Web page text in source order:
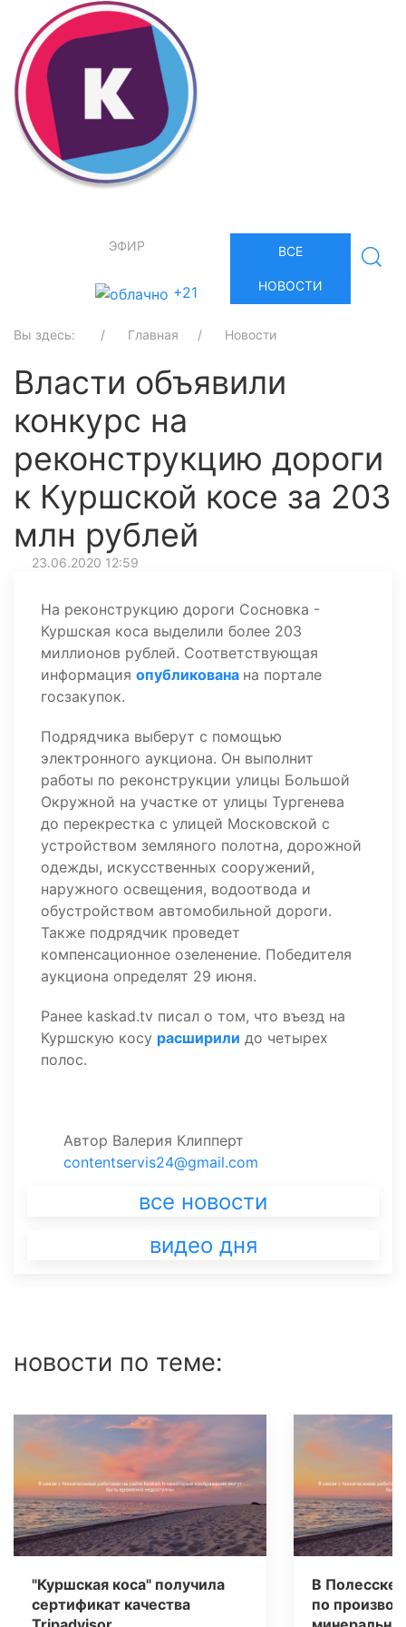
ЭФИР
+21
ВСЕ
НОВОСТИ
Вы здесь: Главная Новости
Власти объявили
конкурс на
реконструкцию дороги
к Куршской косе за 203
млн рублей
23.06.2020 12:59
На реконструкцию дороги Сосновка -
Куршская коса выделили более 203
миллионов рублей. Соответствующая
информация опубликована на портале
госзакупок.
Подрядчика выберут с помощью
электронного аукциона. Он выполнит
работы по реконструкции улицы Большой
Окружной на участке от улицы Тургенева
до перекрестка с улицей Московской с
устройством земляного полотна, дорожной
одежды, искусственных сооружений,
наружного освещения, водоотвода и
обустройством автомобильной дороги.
Также подрядчик проведет
компенсационное озеленение. Победителя
аукциона определят 29 июня.
Ранее kaskad.tv писал о том, что въезд на
Куршскую косу расширили до четырех
полос.
Автор Валерия Клипперт
contentservis24@gmail.com
все новости
видео дня
новости по теме:
"Куршская коса" получила
сертификат качества
В Полесске
по